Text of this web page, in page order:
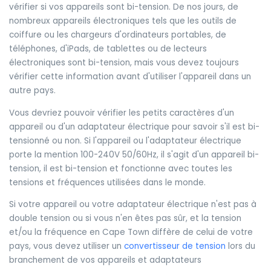
vérifier si vos appareils sont bi-tension. De nos jours, de
nombreux appareils électroniques tels que les outils de
coiffure ou les chargeurs d'ordinateurs portables, de
téléphones, d'iPads, de tablettes ou de lecteurs
électroniques sont bi-tension, mais vous devez toujours
vérifier cette information avant d'utiliser l'appareil dans un
autre pays.
Vous devriez pouvoir vérifier les petits caractères d'un
appareil ou d'un adaptateur électrique pour savoir s'il est bi-
tensionné ou non. Si l'appareil ou l'adaptateur électrique
porte la mention 100-240V 50/60Hz, il s'agit d'un appareil bi-
tension, il est bi-tension et fonctionne avec toutes les
tensions et fréquences utilisées dans le monde.
Si votre appareil ou votre adaptateur électrique n'est pas à
double tension ou si vous n'en êtes pas sûr, et la tension
et/ou la fréquence en Cape Town diffère de celui de votre
pays, vous devez utiliser un convertisseur de tension lors du
branchement de vos appareils et adaptateurs